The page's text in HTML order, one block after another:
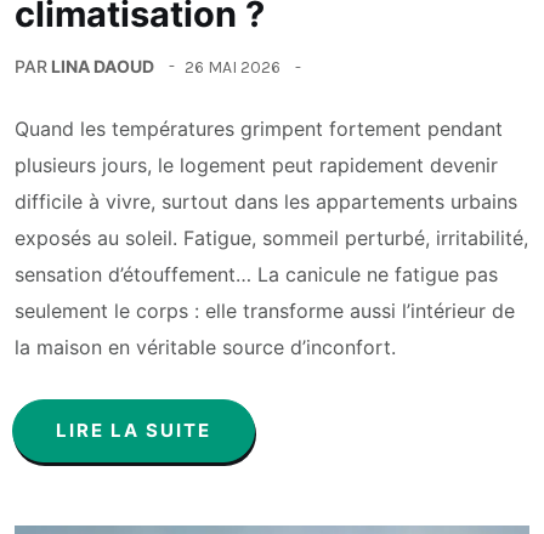
climatisation ?
PAR LINA DAOUD 26 MAI 2026
Quand les températures grimpent fortement pendant
plusieurs jours, le logement peut rapidement devenir
difficile à vivre, surtout dans les appartements urbains
exposés au soleil. Fatigue, sommeil perturbé, irritabilité,
sensation d’étouffement… La canicule ne fatigue pas
seulement le corps : elle transforme aussi l’intérieur de
la maison en véritable source d’inconfort.
LIRE LA SUITE